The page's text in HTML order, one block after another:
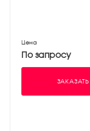
Цена
По запросу
ЗАКАЗАТЬ